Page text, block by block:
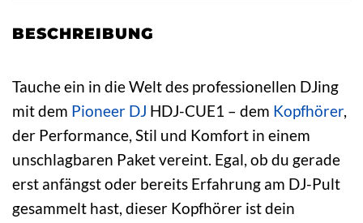
BESCHREIBUNG
Tauche ein in die Welt des professionellen DJing
mit dem Pioneer DJ HDJ-CUE1 – dem Kopfhörer,
der Performance, Stil und Komfort in einem
unschlagbaren Paket vereint. Egal, ob du gerade
erst anfängst oder bereits Erfahrung am DJ-Pult
gesammelt hast, dieser Kopfhörer ist dein